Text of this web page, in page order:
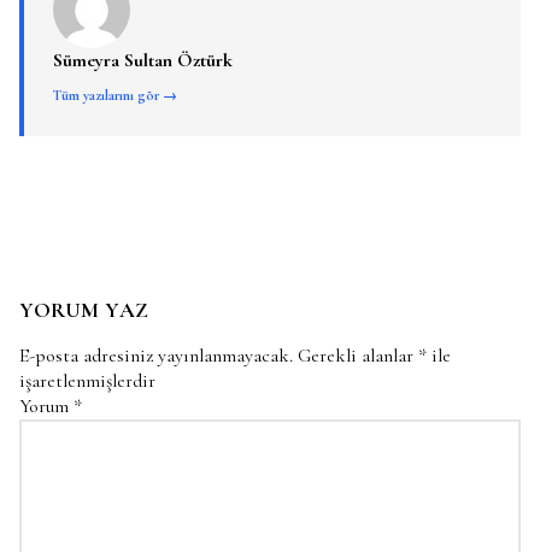
Sümeyra Sultan Öztürk
Tüm yazılarını gör →
YORUM YAZ
E-posta adresiniz yayınlanmayacak. Gerekli alanlar * ile
işaretlenmişlerdir
Yorum *